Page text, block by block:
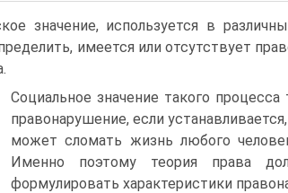
значение, используется в
имеется или отсутствует
Социальное значение такого
правонарушение, если
может сломать жизнь любого
Именно поэтому теория права
формулировать характеристики